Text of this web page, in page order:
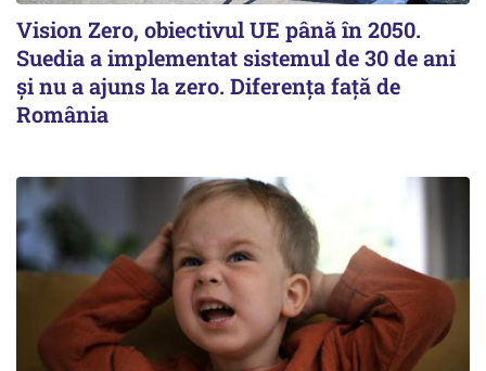
Vision Zero, obiectivul UE până în 2050.
Suedia a implementat sistemul de 30 de ani
şi nu a ajuns la zero. Diferenţa faţă de
România